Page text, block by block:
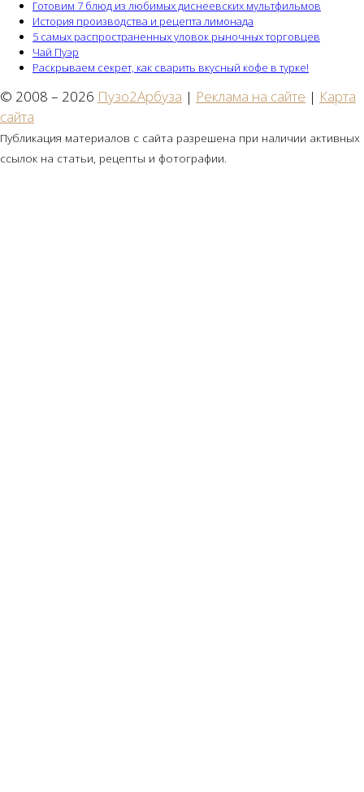
Готовим 7 блюд из любимых диснеевских мультфильмов
История производства и рецепта лимонада
5 самых распространенных уловок рыночных торговцев
Чай Пуэр
Раскрываем секрет, как сварить вкусный кофе в турке!
© 2008 – 2026 Пузо2Арбуза | Реклама на сайте | Карта
сайта
Публикация материалов с сайта разрешена при наличии активных
ссылок на статьи, рецепты и фотографии.